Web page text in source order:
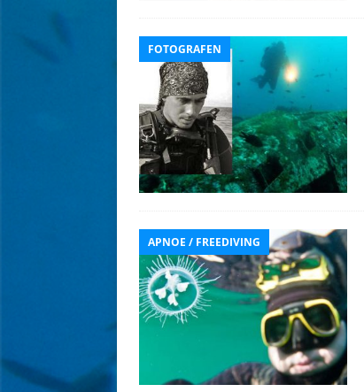
FOTOGRAFEN
APNOE / FREEDIVING